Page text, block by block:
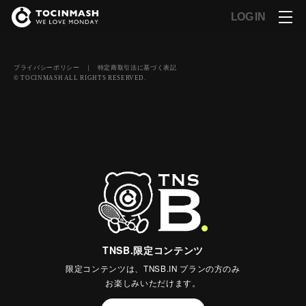
LOG IN
TNSB.限定コンテンツ
限定コンテンツは、TNSB.IN プランの方のみ
お楽しみいただけます。
プライバシーポリシー ｜ 特定商取引法に基づく表記
© TOCINMASH ALL RIGHTS RESERVED.